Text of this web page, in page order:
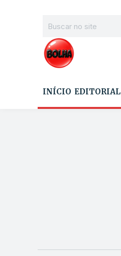
INÍCIO EDITORIAL